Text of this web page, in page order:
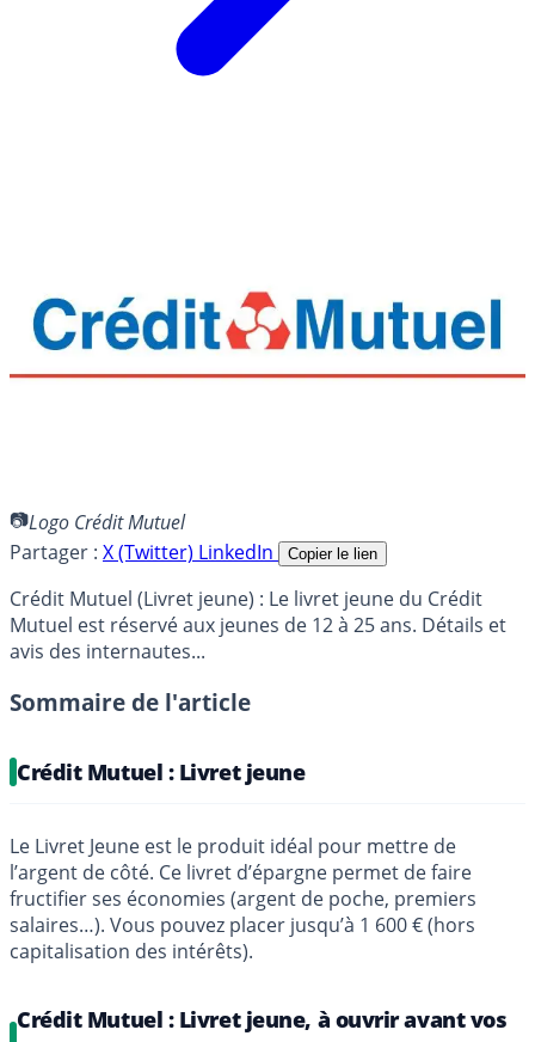
Logo Crédit Mutuel
Partager : X (Twitter) LinkedIn Copier le lien
Crédit Mutuel (Livret jeune) : Le livret jeune du Crédit
Mutuel est réservé aux jeunes de 12 à 25 ans. Détails et
avis des internautes...
Sommaire de l'article
Crédit Mutuel : Livret jeune
Le Livret Jeune est le produit idéal pour mettre de
l’argent de côté. Ce livret d’épargne permet de faire
fructifier ses économies (argent de poche, premiers
salaires…). Vous pouvez placer jusqu’à 1 600 € (hors
capitalisation des intérêts).
Crédit Mutuel : Livret jeune, à ouvrir avant vos